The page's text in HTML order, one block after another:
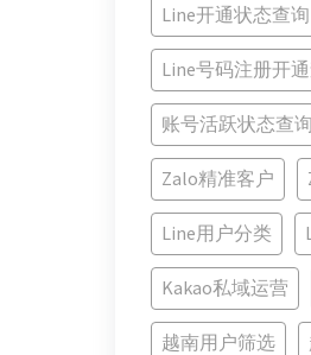
Line开通状态查询
Line号码注册开
账号活跃状态查询
Zalo精准客户
Line用户分类
Kakao私域运营
越南用户筛选